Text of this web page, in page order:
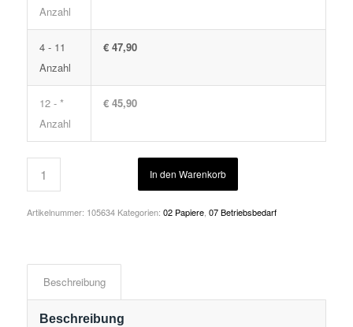
Anzahl
4 - 11
Anzahl
€ 47,90
12 - *
Anzahl
€ 45,90
In den Warenkorb
Artikelnummer: 105634 Kategorien: 02 Papiere, 07 Betriebsbedarf
Beschreibung
Beschreibung